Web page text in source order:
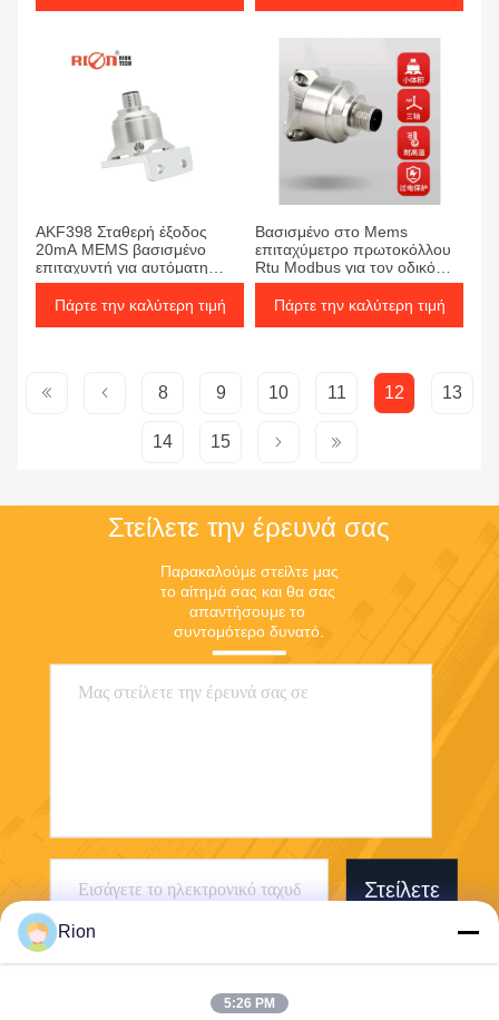
AKF398 Σταθερή έξοδος
20mA MEMS βασισμένο
επιταχυντή για αυτόματη
παρακολούθηση
Πάρτε την καλύτερη τιμή
Βασισμένο στο Mems
επιταχύμετρο πρωτοκόλλου
Rtu Modbus για τον οδικό
κύλινδρο
Πάρτε την καλύτερη τιμή
8 9 10 11 12 13
14 15
Στείλετε την έρευνά σας
Παρακαλούμε στείλτε μας
το αίτημά σας και θα σας
απαντήσουμε το
συντομότερο δυνατό.
Στείλετε
Rion
5:26 PM